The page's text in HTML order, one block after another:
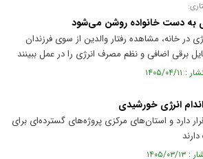
به دست خانواده روشن می‌شود
در خانه، مشاهده رفتار والدین از سوی فرزندان
اضافی و نظم مصرف انرژی را در عمل ببینند
انرژی خورشیدی
دارد و استان‌های مرکزی پروژه‌های گسترده‌ای برای